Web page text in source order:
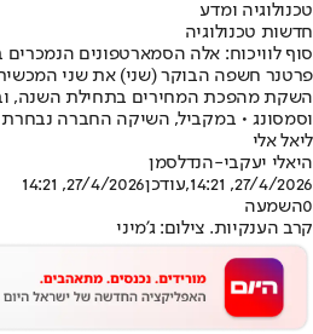
טכנולוגיה ומדע
חדשות טכנולוגיה
סוף לוויכוח: אלה הסמארטפונים הנמכרים
פרטנר חשפה הבוקר (שני) את שני
השקת מהפכת המחירים בתחילת השנה,
וסמסונג • במקביל, השיקה החברה
ליאל אלי
היאלי יעקבי-הנדלסמן
27/4/2026, 14:21
,עודכן27/4/2026, 14:21
0השמעה
קרב הענקיות. צילום: ג'מיני